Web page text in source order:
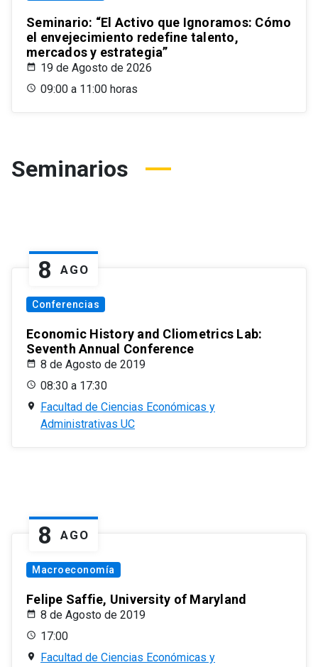
Seminario: “El Activo que Ignoramos: Cómo
el envejecimiento redefine talento,
mercados y estrategia”
19 de Agosto de 2026
09:00 a 11:00 horas
Seminarios
8 AGO
Conferencias
Economic History and Cliometrics Lab:
Seventh Annual Conference
8 de Agosto de 2019
08:30 a 17:30
Facultad de Ciencias Económicas y
Administrativas UC
8 AGO
Macroeconomía
Felipe Saffie, University of Maryland
8 de Agosto de 2019
17:00
Facultad de Ciencias Económicas y